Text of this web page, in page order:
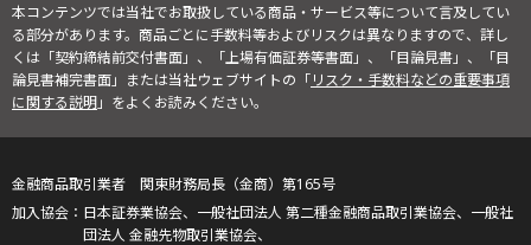
本コンテンツでは当社でお取扱している商品・サービス等について言及してい
る部分があります。商品ごとに手数料等およびリスクは異なりますので、詳し
くは「契約締結前交付書面」、「上場有価証券等書面」、「目論見書」、「目
論見書補完書面」または当社ウェブサイトの「リスク・手数料などの重要事項
に関する説明」をよくお読みください。
金融商品取引業者 関東財務局長（金商）第165号
日本証券業協会、一般社団法人 第二種金融商品取引業協会、一般社
団法人 金融先物取引業協会、